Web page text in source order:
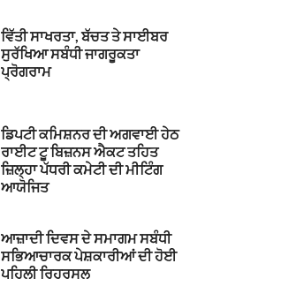
ਵਿੱਤੀ ਸਾਖਰਤਾ, ਬੱਚਤ ਤੇ ਸਾਈਬਰ
ਸੁਰੱਖਿਆ ਸਬੰਧੀ ਜਾਗਰੂਕਤਾ
ਪ੍ਰੋਗਰਾਮ
ਡਿਪਟੀ ਕਮਿਸ਼ਨਰ ਦੀ ਅਗਵਾਈ ਹੇਠ
ਰਾਈਟ ਟੂ ਬਿਜ਼ਨਸ ਐਕਟ ਤਹਿਤ
ਜ਼ਿਲ੍ਹਾ ਪੱਧਰੀ ਕਮੇਟੀ ਦੀ ਮੀਟਿੰਗ
ਆਯੋਜਿਤ
ਆਜ਼ਾਦੀ ਦਿਵਸ ਦੇ ਸਮਾਗਮ ਸਬੰਧੀ
ਸਭਿਆਚਾਰਕ ਪੇਸ਼ਕਾਰੀਆਂ ਦੀ ਹੋਈ
ਪਹਿਲੀ ਰਿਹਰਸਲ